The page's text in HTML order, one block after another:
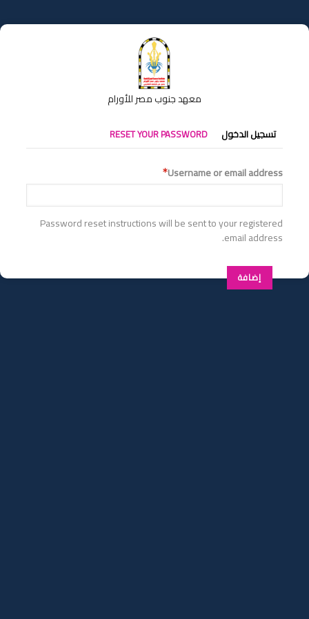
إلى
المحتوى
معهد جنوب مصر للأورام
التبويبات
الأساسية
تسجيل الدخول RESET YOUR PASSWORD
Username or email address
Password reset instructions will be sent to your registered
email address.